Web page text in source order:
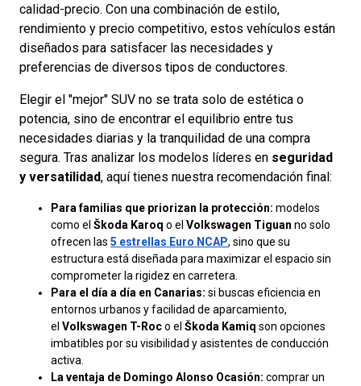
calidad-precio. Con una combinación de estilo,
rendimiento y precio competitivo, estos vehículos están
diseñados para satisfacer las necesidades y
preferencias de diversos tipos de conductores.
Elegir el "mejor" SUV no se trata solo de estética o
potencia, sino de encontrar el equilibrio entre tus
necesidades diarias y la tranquilidad de una compra
segura. Tras analizar los modelos líderes en seguridad
y versatilidad, aquí tienes nuestra recomendación final:
Para familias que priorizan la protección: modelos
como elŠkoda Karoq o elVolkswagen Tiguan no solo
ofrecen las5 estrellas Euro NCAP, sino que su
estructura está diseñada para maximizar el espacio sin
comprometer la rigidez en carretera.
Para el día a día en Canarias: si buscas eficiencia en
entornos urbanos y facilidad de aparcamiento,
elVolkswagen T-Roco elŠkoda Kamiq son opciones
imbatibles por su visibilidad y asistentes de conducción
activa.
La ventaja de Domingo Alonso Ocasión: comprar un